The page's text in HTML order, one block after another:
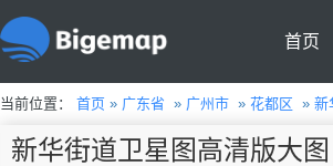
首页
当前位置： 首页» 广东省 » 广州市» 花都区 » 新
新华街道卫星图高清版大图